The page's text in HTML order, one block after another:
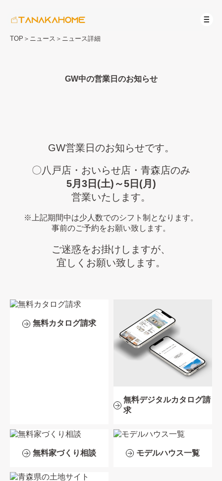
TOP ＞ ニュース ＞ ニュース詳細
無料カタログ請求
無料デジタルカタログ請
求
無料家づくり相談 モデルハウス一覧
GW中の営業日のお知らせ
GW営業日のお知らせです。
〇八戸店・おいらせ店・青森店のみ
5月3日(土)～5日(月)
営業いたします。
※上記期間中は少人数でのシフト制となります。
事前のご予約をお願い致します。
ご迷惑をお掛けしますが、
宜しくお願い致します。